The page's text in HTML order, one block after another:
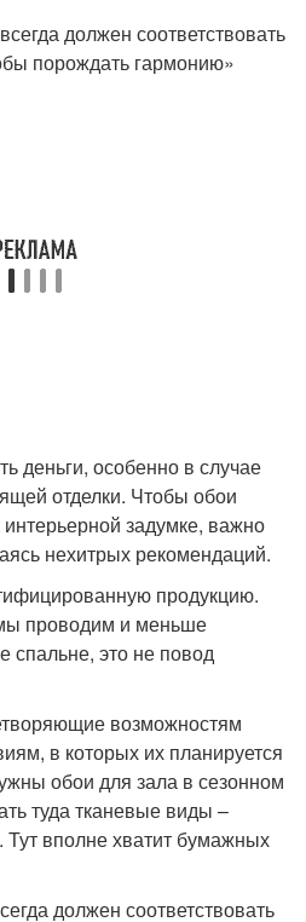
должен соответствовать
порождать гармонию»
деньги, особенно в случае
отделки. Чтобы обои
задумке, важно
нехитрых рекомендаций.
продукцию.
проводим и меньше
спальне, это не повод
возможностям
в которых их планируется
обои для зала в сезонном
туда тканевые виды –
вполне хватит бумажных
должен соответствовать